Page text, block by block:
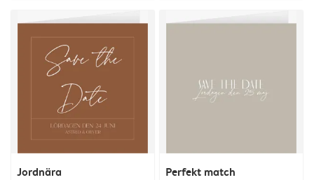
Jordnära Perfekt match